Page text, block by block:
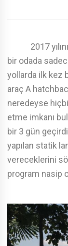
2017 yılının
bir odada
yollarda ilk kez
araç A
neredeyse
etme imkanı
bir 3 gün
yapılan statik
vereceklerini
program nasip